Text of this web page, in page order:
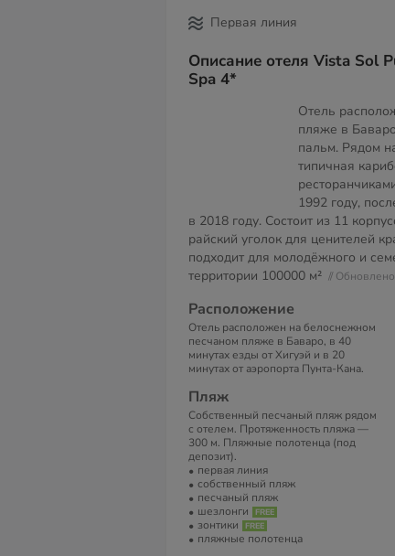
Первая линия
Описание отеля Vista Sol
Spa 4*
Отель
пляже в
пальм. Рядом
типичная
1992 году,
в 2018 году. Состоит из 11
райский уголок для ценителей
подходит для молодёжного и
территории 100000 м² //
Расположение
Отель расположен на белоснежном
песчаном пляже в Баваро, в 40
минутах езды от Хигуэй и в 20
минутах от аэропорта Пунта-Кана.
Пляж
Собственный песчаный пляж рядом
с отелем. Протяженность пляжа —
300 м. Пляжные полотенца (под
депозит).
первая линия
собственный пляж
песчаный пляж
шезлонги
зонтики
пляжные полотенца